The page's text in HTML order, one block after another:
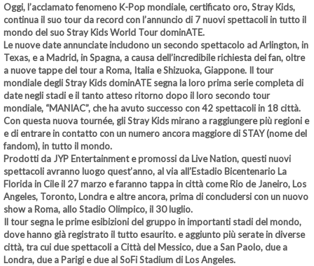
Oggi, l’acclamato fenomeno K-Pop mondiale, certificato oro, Stray Kids,
continua il suo tour da record con l’annuncio di 7 nuovi spettacoli in tutto il
mondo del suo Stray Kids World Tour dominATE.
Le nuove date annunciate includono un secondo spettacolo ad Arlington, in
Texas, e a Madrid, in Spagna, a causa dell’incredibile richiesta dei fan, oltre
a nuove tappe del tour a Roma, Italia e Shizuoka, Giappone. Il tour
mondiale degli Stray Kids dominATE segna la loro prima serie completa di
date negli stadi e il tanto atteso ritorno dopo il loro secondo tour
mondiale, “MANIAC”, che ha avuto successo con 42 spettacoli in 18 città.
Con questa nuova tournée, gli Stray Kids mirano a raggiungere più regioni e
e di entrare in contatto con un numero ancora maggiore di STAY (nome del
fandom), in tutto il mondo.
Prodotti da JYP Entertainment e promossi da Live Nation, questi nuovi
spettacoli avranno luogo quest’anno, al via all’Estadio Bicentenario La
Florida in Cile il 27 marzo e faranno tappa in città come Rio de Janeiro, Los
Angeles, Toronto, Londra e altre ancora, prima di concludersi con un nuovo
show a Roma, allo Stadio Olimpico, il 30 luglio.
Il tour segna le prime esibizioni del gruppo in importanti stadi del mondo,
dove hanno già registrato il tutto esaurito. e aggiunto più serate in diverse
città, tra cui due spettacoli a Città del Messico, due a San Paolo, due a
Londra, due a Parigi e due al SoFi Stadium di Los Angeles.